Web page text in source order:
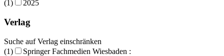
(1)
2025
Verlag
Suche auf Verlag einschränken
(1)
Springer Fachmedien Wiesbaden :